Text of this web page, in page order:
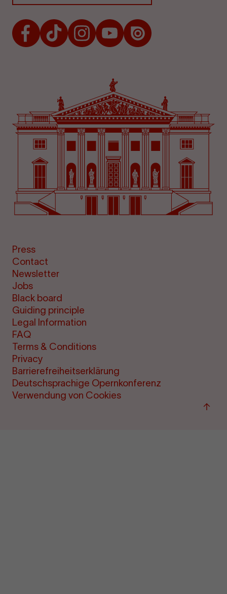
FacebookTikTokInstagramYoutubeIssuu
Press
Contact
Newsletter
Jobs
Black board
Guiding principle
Legal Information
FAQ
Terms & Conditions
Privacy
Barrierefreiheitserklärung
Deutschsprachige Opernkonferenz
Verwendung von Cookies
Back